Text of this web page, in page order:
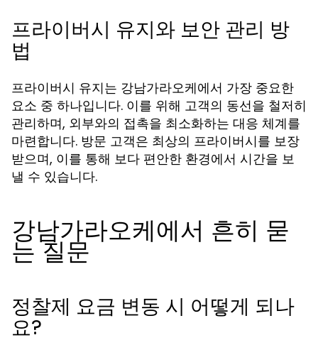
프라이버시 유지와 보안 관리 방
법
프라이버시 유지는 강남가라오케에서 가장 중요한
요소 중 하나입니다. 이를 위해 고객의 동선을 철저히
관리하며, 외부와의 접촉을 최소화하는 대응 체계를
마련합니다. 방문 고객은 최상의 프라이버시를 보장
받으며, 이를 통해 보다 편안한 환경에서 시간을 보
낼 수 있습니다.
강남가라오케에서 흔히 묻
는 질문
정찰제 요금 변동 시 어떻게 되나
요?